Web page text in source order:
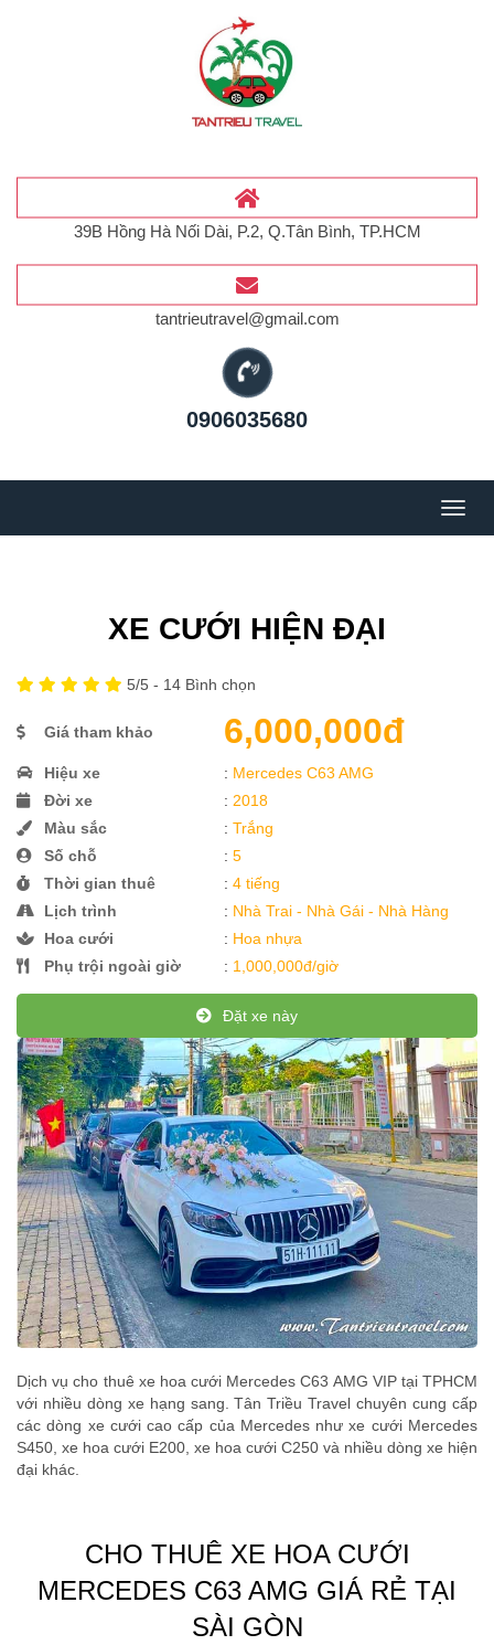
39B Hồng Hà Nối Dài, P.2, Q.Tân Bình, TP.HCM
tantrieutravel@gmail.com
0906035680
Menu
XE CƯỚI HIỆN ĐẠI
5/5 - 14 Bình chọn
Giá tham khảo 6,000,000đ
Hiệu xe : Mercedes C63 AMG
Đời xe
: 2018
Màu sắc
:Trắng
Số chỗ
:5
Thời gian thuê
:4 tiếng
Lịch trình
: Nhà Trai - Nhà Gái - Nhà Hàng
Hoa cưới
: Hoa nhựa
Phụ trội ngoài giờ
: 1,000,000đ/giờ
Đặt xe này
Dịch vụ cho thuê xe hoa cưới Mercedes C63 AMG VIP tại TPHCM
với nhiều dòng xe hạng sang. Tân Triều Travel chuyên cung cấp
các dòng xe cưới cao cấp của Mercedes như xe cưới Mercedes
S450, xe hoa cưới E200, xe hoa cưới C250 và nhiều dòng xe hiện
đại khác.
CHO THUÊ XE HOA CƯỚI
MERCEDES C63 AMG GIÁ RẺ TẠI
SÀI GÒN